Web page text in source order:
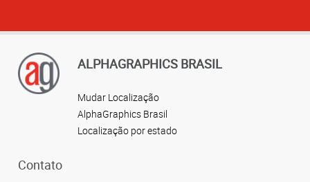
ALPHAGRAPHICS BRASIL
Mudar Localização
AlphaGraphics Brasil
Localização por estado
Contato